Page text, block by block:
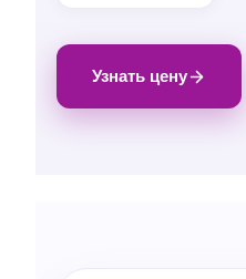
Узнать цену